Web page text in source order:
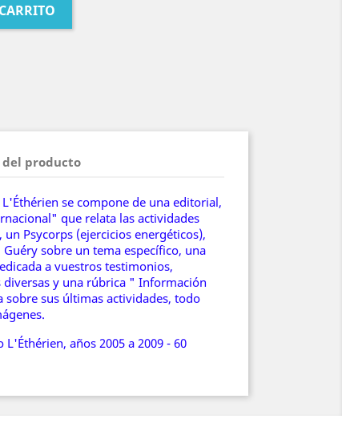
del producto
se compone de una editorial,
que relata las actividades
un Psycorps (ejercicios energéticos),
Guéry sobre un tema específico, una
a vuestros testimonios,
y una rúbrica " Información
sus últimas actividades, todo
años 2005 a 2009 - 60